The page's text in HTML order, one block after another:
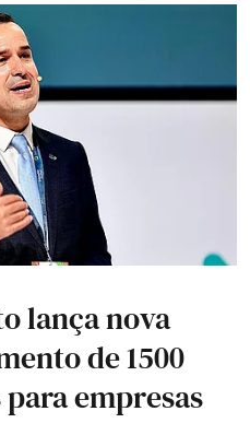
lança nova
de 1500
empresas